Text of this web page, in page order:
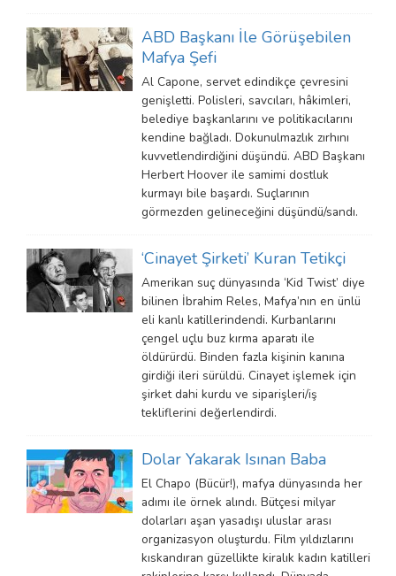
ABD Başkanı İle Görüşebilen
Mafya Şefi
Al Capone, servet edindikçe çevresini
genişletti. Polisleri, savcıları, hâkimleri,
belediye başkanlarını ve politikacılarını
kendine bağladı. Dokunulmazlık zırhını
kuvvetlendirdiğini düşündü. ABD Başkanı
Herbert Hoover ile samimi dostluk
kurmayı bile başardı. Suçlarının
görmezden gelineceğini düşündü/sandı.
‘Cinayet Şirketi’ Kuran Tetikçi
Amerikan suç dünyasında ‘Kid Twist’ diye
bilinen İbrahim Reles, Mafya’nın en ünlü
eli kanlı katillerindendi. Kurbanlarını
çengel uçlu buz kırma aparatı ile
öldürürdü. Binden fazla kişinin kanına
girdiği ileri sürüldü. Cinayet işlemek için
şirket dahi kurdu ve siparişleri/iş
tekliflerini değerlendirdi.
Dolar Yakarak Isınan Baba
El Chapo (Bücür!), mafya dünyasında her
adımı ile örnek alındı. Bütçesi milyar
dolarları aşan yasadışı uluslar arası
organizasyon oluşturdu. Film yıldızlarını
kıskandıran güzellikte kiralık kadın katilleri